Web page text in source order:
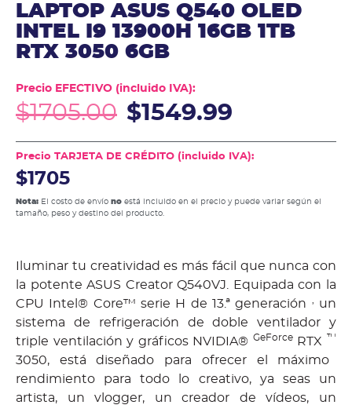
LAPTOP ASUS Q540 OLED
INTEL I9 13900H 16GB 1TB
RTX 3050 6GB
Precio EFECTIVO (incluido IVA):
$1705.00 $1549.99
Precio TARJETA DE CRÉDITO (incluido IVA):
$1705
Nota: El costo de envío no está incluido en el precio y puede variar según el
tamaño, peso y destino del producto.
Iluminar tu creatividad es más fácil que nunca con
la potente ASUS Creator Q540VJ. Equipada con la
CPU Intel® Core™ serie H de 13.ª generación
un
sistema de refrigeración de doble ventilador y
triple ventilación y gráficos NVIDIA® GeForceRTX ™
3050, está diseñado para ofrecer el máximo
rendimiento para todo lo creativo, ya seas un
artista, un vlogger, un creador de vídeos, un